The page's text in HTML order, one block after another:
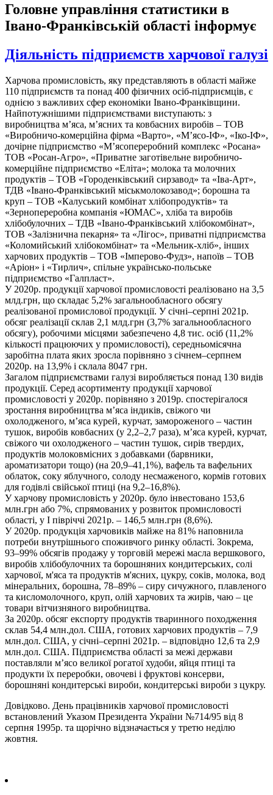
Головне управління статистики в
Івано-Франківській області інформує
Діяльність підприємств харчової галузі
Харчова промисловість, яку представляють в області майже
110 підприємств та понад 400 фізичних осіб-підприємців, є
однією з важливих сфер економіки Івано-Франківщини.
Найпотужнішими підприємствами виступають: з
виробництва м’яса, м’ясних та ковбасних виробів – ТОВ
«Виробничо-комерційна фірма «Варто», «М’ясо-ІФ», «Іко-ІФ»,
дочірне підприємство «М’ясопереробний комплекс «Росана»
ТОВ «Росан-Агро», «Приватне заготівельне виробничо-
комерційне підприємство «Еліта»; молока та молочних
продуктів – ТОВ «Городенківський сирзавод» та «Іва-Арт»,
ТДВ «Івано-Франківський міськмолокозавод»; борошна та
круп – ТОВ «Калуський комбінат хлібопродуктів» та
«Зернопереробна компанія «ЮМАС», хліба та виробів
хлібобулочних – ТДВ «Івано-Франківський хлібокомбінат»,
ТОВ «Залізнична пекарня» та «Лігос», приватні підприємства
«Коломийський хлібокомбінат» та «Мельник-хліб», інших
харчових продуктів – ТОВ «Імперово-Фудз», напоїв – ТОВ
«Аріон» і «Тирлич», спільне українсько-польське
підприємство «Галпласт».
У 2020р. продукції харчової промисловості реалізовано на 3,5
млд.грн, що складає 5,2% загальнообласного обсягу
реалізованої промислової продукції. У січні–серпні 2021р.
обсяг реалізації склав 2,1 млд.грн (3,7% загальнообласного
обсягу), робочими місцями забезпечено 4,8 тис. осіб (11,2%
кількості працюючих у промисловості), середньомісячна
заробітна плата яких зросла порівняно з січнем–серпнем
2020р. на 13,9% і склала 8047 грн.
Загалом підприємствами галузі виробляється понад 130 видів
продукції. Серед асортименту продукції харчової
промисловості у 2020р. порівняно з 2019р. спостерігалося
зростання виробництва м’яса індиків, свіжого чи
охолодженого, м’яса курей, курчат, замороженого – частин
тушок, виробів ковбасних (у 2,2–2,7 раза), м’яса курей, курчат,
свіжого чи охолодженого – частин тушок, сирів твердих,
продуктів молоковмісних з добавками (барвники,
ароматизатори тощо) (на 20,9–41,1%), вафель та вафельних
облаток, соку яблучного, солоду несмаженого, кормів готових
для годівлі свійської птиці (на 9,2–16,8%).
У харчову промисловість у 2020р. було інвестовано 153,6
млн.грн або 7%, спрямованих у розвиток промисловості
області, у І півріччі 2021р. – 146,5 млн.грн (8,6%).
У 2020р. продукція харчовиків майже на 81% наповнила
потреби внутрішнього споживчого ринку області. Зокрема,
93–99% обсягів продажу у торговій мережі масла вершкового,
виробів хлібобулочних та борошняних кондитерських, солі
харчової, м'яса та продуктів м'ясних, цукру, соків, молока, вод
мінеральних, борошна, 78–89% – сиру сичужного, плавленого
та кисломолочного, круп, олій харчових та жирів, чаю – це
товари вітчизняного виробництва.
За 2020р. обсяг експорту продуктів тваринного походження
склав 54,4 млн.дол. США, готових харчових продуктів – 7,9
млн.дол. США, у січні–серпні 2021р. – відповідно 12,6 та 2,9
млн.дол. США. Підприємства області за межі держави
поставляли м’ясо великої рогатої худоби, яйця птиці та
продукти їх переробки, овочеві і фруктові консерви,
борошняні кондитерські вироби, кондитерські вироби з цукру.
Довідково. День працівників харчової промисловості
встановлений Указом Президента України №714/95 від 8
серпня 1995р. та щорічно відзначається у третю неділю
жовтня.